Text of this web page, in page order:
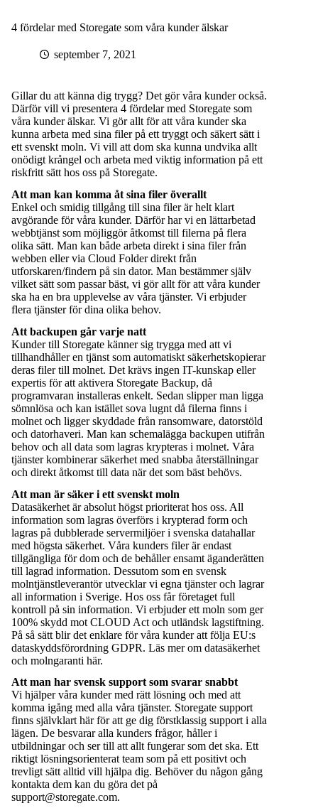
4 fördelar med Storegate som våra kunder älskar
september 7, 2021
Gillar du att känna dig trygg? Det gör våra kunder också.
Därför vill vi presentera 4 fördelar med Storegate som
våra kunder älskar. Vi gör allt för att våra kunder ska
kunna arbeta med sina filer på ett tryggt och säkert sätt i
ett svenskt moln. Vi vill att dom ska kunna undvika allt
onödigt krångel och arbeta med viktig information på ett
riskfritt sätt hos oss på Storegate.
Att man kan komma åt sina filer överallt
Enkel och smidig tillgång till sina filer är helt klart
avgörande för våra kunder. Därför har vi en lättarbetad
webbtjänst som möjliggör åtkomst till filerna på flera
olika sätt. Man kan både arbeta direkt i sina filer från
webben eller via Cloud Folder direkt från
utforskaren/findern på sin dator. Man bestämmer själv
vilket sätt som passar bäst, vi gör allt för att våra kunder
ska ha en bra upplevelse av våra tjänster. Vi erbjuder
flera tjänster för dina olika behov.
Att backupen går varje natt
Kunder till Storegate känner sig trygga med att vi
tillhandhåller en tjänst som automatiskt säkerhetskopierar
deras filer till molnet. Det krävs ingen IT-kunskap eller
expertis för att aktivera Storegate Backup, då
programvaran installeras enkelt. Sedan slipper man ligga
sömnlösa och kan istället sova lugnt då filerna finns i
molnet och ligger skyddade från ransomware, datorstöld
och datorhaveri. Man kan schemalägga backupen utifrån
behov och all data som lagras krypteras i molnet. Våra
tjänster kombinerar säkerhet med snabba återställningar
och direkt åtkomst till data när det som bäst behövs.
Att man är säker i ett svenskt moln
Datasäkerhet är absolut högst prioriterat hos oss. All
information som lagras överförs i krypterad form och
lagras på dubblerade servermiljöer i svenska datahallar
med högsta säkerhet. Våra kunders filer är endast
tillgängliga för dom och de behåller ensamt äganderätten
till lagrad information. Dessutom som en svensk
molntjänstleverantör utvecklar vi egna tjänster och lagrar
all information i Sverige. Hos oss får företaget full
kontroll på sin information. Vi erbjuder ett moln som ger
100% skydd mot CLOUD Act och utländsk lagstiftning.
På så sätt blir det enklare för våra kunder att följa EU:s
dataskyddsförordning GDPR. Läs mer om datasäkerhet
och molngaranti här.
Att man har svensk support som svarar snabbt
Vi hjälper våra kunder med rätt lösning och med att
komma igång med alla våra tjänster. Storegate support
finns självklart här för att ge dig förstklassig support i alla
lägen. De besvarar alla kunders frågor, håller i
utbildningar och ser till att allt fungerar som det ska. Ett
riktigt lösningsorienterat team som på ett positivt och
trevligt sätt alltid vill hjälpa dig. Behöver du någon gång
kontakta dem kan du göra det på
support@storegate.com.